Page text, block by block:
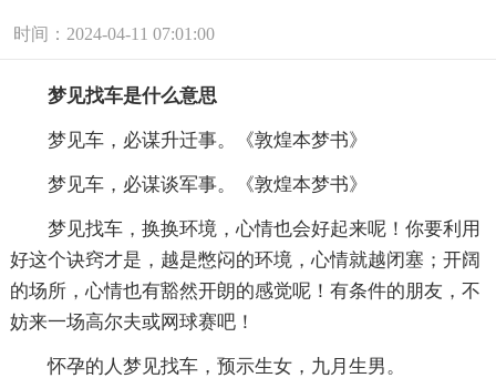
时间：2024-04-11 07:01:00
梦见找车是什么意思
梦见车，必谋升迁事。《敦煌本梦书》
梦见车，必谋谈军事。《敦煌本梦书》
梦见找车，换换环境，心情也会好起来呢！你要利用
好这个诀窍才是，越是憋闷的环境，心情就越闭塞；开阔
的场所，心情也有豁然开朗的感觉呢！有条件的朋友，不
妨来一场高尔夫或网球赛吧！
怀孕的人梦见找车，预示生女，九月生男。